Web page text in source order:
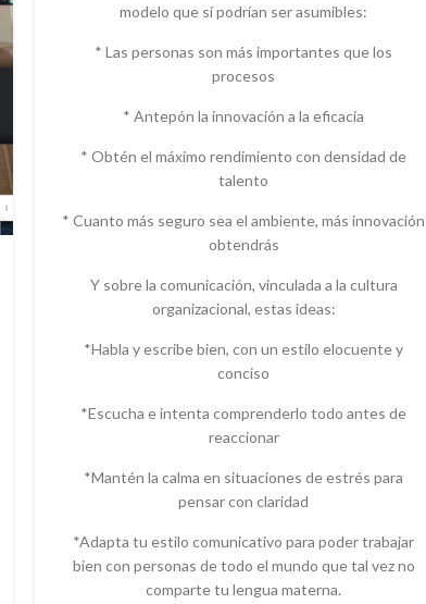
modelo que sí podrían ser asumibles:
* Las personas son más importantes que los
procesos
* Antepón la innovación a la eficacia
* Obtén el máximo rendimiento con densidad de
talento
* Cuanto más seguro sea el ambiente, más innovación
obtendrás
Y sobre la comunicación, vinculada a la cultura
organizacional, estas ideas:
*Habla y escribe bien, con un estilo elocuente y
conciso
*Escucha e intenta comprenderlo todo antes de
reaccionar
*Mantén la calma en situaciones de estrés para
pensar con claridad
*Adapta tu estilo comunicativo para poder trabajar
bien con personas de todo el mundo que tal vez no
comparte tu lengua materna.